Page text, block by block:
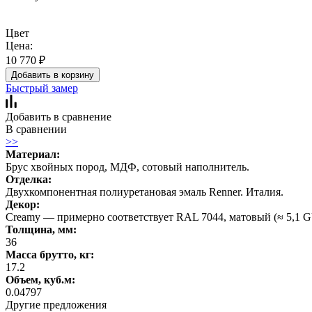
Цвет
Цена:
10 770 ₽
Добавить в корзину
Быстрый замер
Добавить в сравнение
В сравнении
>>
Материал:
Брус хвойных пород, МДФ, сотовый наполнитель.
Отделка:
Двухкомпонентная полиуретановая эмаль Renner. Италия.
Декор:
Creamy — примерно соответствует RAL 7044, матовый (≈ 5,1
Толщина, мм:
36
Масса брутто, кг:
17.2
Объем, куб.м:
0.04797
Другие предложения